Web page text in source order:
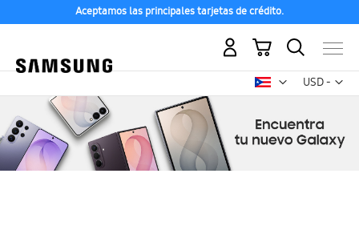
Aceptamos las principales tarjetas de crédito.
USD -
dólar
Mi carrito